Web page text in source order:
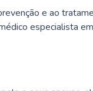
e ao
especialista em